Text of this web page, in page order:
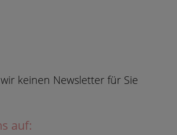
keinen Newsletter für Sie
auf: